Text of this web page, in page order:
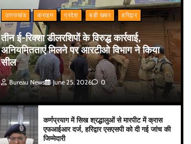
उत्तराखंड क्राइम प्रदेश बड़ी खबर हरिद्वार
तीन ई-रिक्शा डीलरशिपों के विरुद्ध कार्रवाई,
अनियमितताएं मिलने पर आरटीओ विभाग ने किया
सील
Bureau News June 25, 2026 0
कर्णप्रयाग में सिख श्रद्धालुओं से मारपीट में क्रास
एफआईआर दर्ज, हरिद्वार एसएसपी को दी गई जांच की
जिम्मेदारी